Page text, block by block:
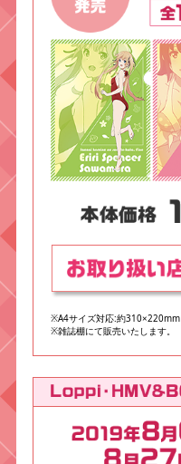
※A4サイズ対応:約310×220mm
※雑誌棚にて販売いたします。